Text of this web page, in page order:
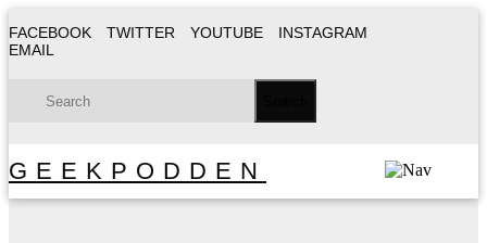
FACEBOOK TWITTER YOUTUBE
INSTAGRAM
EMAIL
GEEKPODDEN